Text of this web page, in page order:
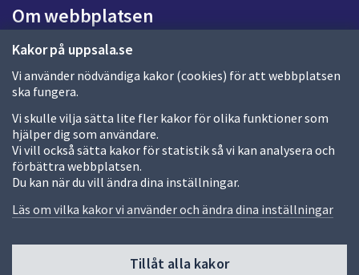
Kakor på uppsala.se
Vi använder nödvändiga kakor (cookies) för att webbplatsen
ska fungera.
Vi skulle vilja sätta lite fler kakor för olika funktioner som
hjälper dig som användare.
Vi vill också sätta kakor för statistik så vi kan analysera och
förbättra webbplatsen.
Du kan när du vill ändra dina inställningar.
Läs om vilka kakor vi använder och ändra dina inställningar
Tillåt alla kakor
i
d
a
Om webbplatsen
Om webbplatsen
Allmänna handlingar och diarium
Behandling av personuppgifter
Kakor
Språk (other languages)
Tillgänglighetsredogörelse
Fler sätt att följa oss